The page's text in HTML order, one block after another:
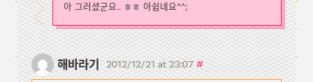
아 그러셨군요.. ㅎㅎ 아쉽네요^^;
해바라기 2012/12/21 at 23:07#